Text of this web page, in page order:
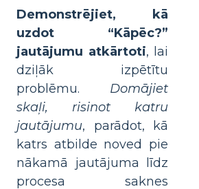
Demonstrējiet, kā
uzdot “Kāpēc?”
jautājumu atkārtoti, lai
dziļāk izpētītu
problēmu. Domājiet
skaļi, risinot katru
jautājumu, parādot, kā
katrs atbilde noved pie
nākamā jautājuma līdz
procesa saknes